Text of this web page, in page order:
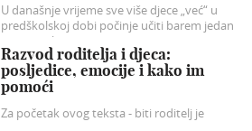
U današnje vrijeme sve više djece „već“ u
predškolskoj dobi počinje učiti barem jedan
strani jezik.
Razvod roditelja i djeca:
posljedice, emocije i kako im
pomoći
Za početak ovog teksta - biti roditelj je